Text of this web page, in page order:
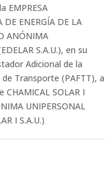
EMPRESA
DE ENERGÍA DE LA
ANÓNIMA
S.A.U.), en su
Adicional de la
Transporte (PAFTT), a
SOLAR I
UNIPERSONAL
I S.A.U.)